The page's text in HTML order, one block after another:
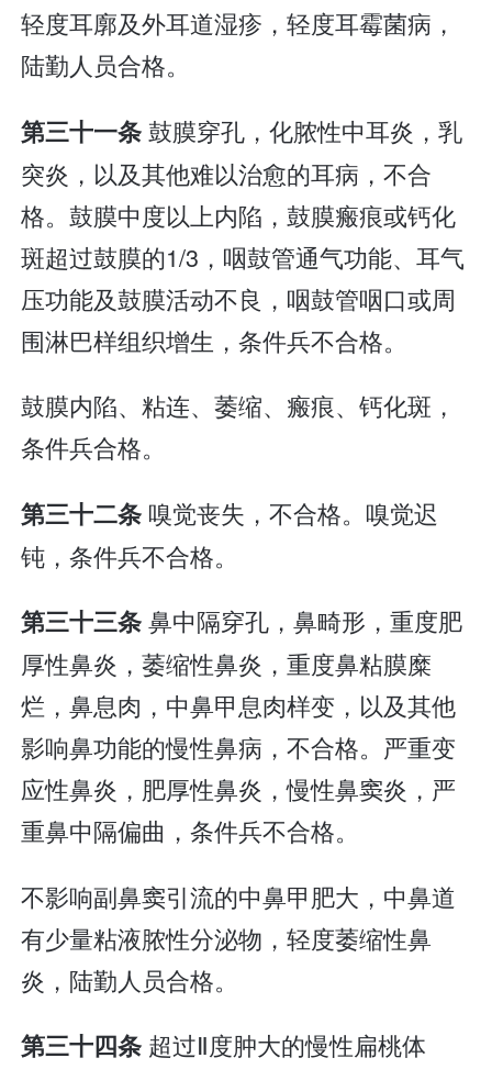
轻度耳廓及外耳道湿疹，轻度耳霉菌病，
陆勤人员合格。
第三十一条鼓膜穿孔，化脓性中耳炎，乳
突炎，以及其他难以治愈的耳病，不合
格。鼓膜中度以上内陷，鼓膜瘢痕或钙化
斑超过鼓膜的1/3，咽鼓管通气功能、耳气
压功能及鼓膜活动不良，咽鼓管咽口或周
围淋巴样组织增生，条件兵不合格。
鼓膜内陷、粘连、萎缩、瘢痕、钙化斑，
条件兵合格。
第三十二条 嗅觉丧失，不合格。嗅觉迟
钝，条件兵不合格。
第三十三条鼻中隔穿孔，鼻畸形，重度肥
厚性鼻炎，萎缩性鼻炎，重度鼻粘膜糜
烂，鼻息肉，中鼻甲息肉样变，以及其他
影响鼻功能的慢性鼻病，不合格。严重变
应性鼻炎，肥厚性鼻炎，慢性鼻窦炎，严
重鼻中隔偏曲，条件兵不合格。
不影响副鼻窦引流的中鼻甲肥大，中鼻道
有少量粘液脓性分泌物，轻度萎缩性鼻
炎，陆勤人员合格。
第三十四条 超过Ⅱ度肿大的慢性扁桃体